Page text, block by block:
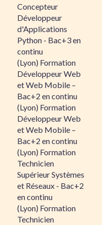
Concepteur
Développeur
d'Applications
Python - Bac+3 en
continu
(Lyon) Formation
Développeur Web
et Web Mobile –
Bac+2 en continu
(Lyon) Formation
Développeur Web
et Web Mobile –
Bac+2 en continu
(Lyon) Formation
Technicien
Supérieur Systèmes
et Réseaux - Bac+2
en continu
(Lyon) Formation
Technicien